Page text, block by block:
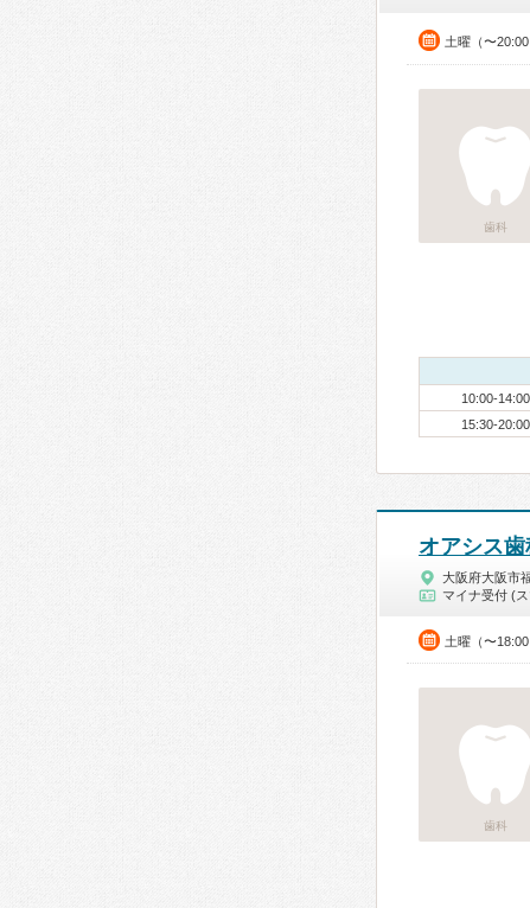
土曜（〜20:00
歯科
10:00-14:00
15:30-20:00
オアシス
大阪府大阪市
マイナ受付 (
土曜（〜
歯科